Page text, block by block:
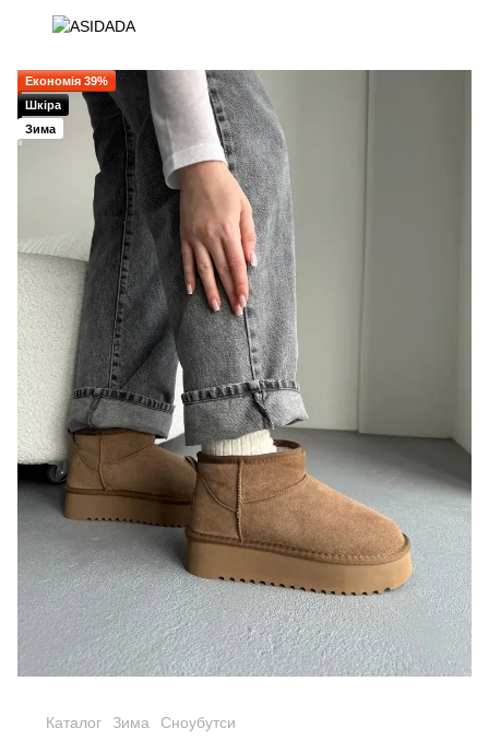
Економія 39%
Шкіра
Зима
Каталог Зима Сноубутси